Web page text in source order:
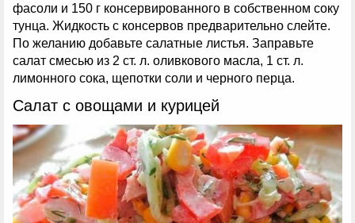
фасоли и 150 г консервированного в собственном соку
тунца. Жидкость с консервов предварительно слейте.
По желанию добавьте салатные листья. Заправьте
салат смесью из 2 ст. л. оливкового масла, 1 ст. л.
лимонного сока, щепотки соли и черного перца.
Салат с овощами и курицей